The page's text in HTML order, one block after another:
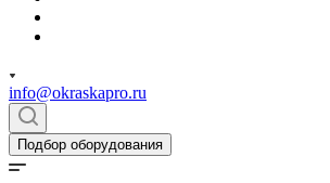
info@okraskapro.ru
Подбор оборудования